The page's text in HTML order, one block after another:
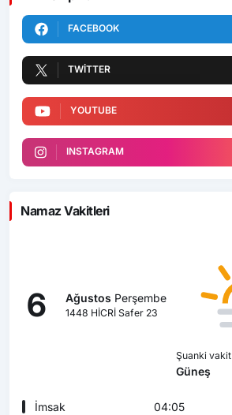
FACEBOOK
TWITTER
YOUTUBE
INSTAGRAM
Namaz Vakitleri
6 Ağustos Perşembe
1448 HİCRİ Safer 23
Şuanki vakit
Güneş
İmsak 04:05